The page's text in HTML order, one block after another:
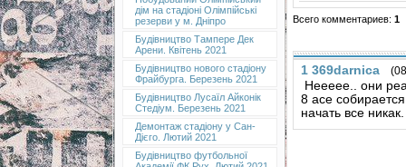
дім на стадіоні Олімпійські
резерви у м. Дніпро
Будівництво Тампере Дек
Арени. Квітень 2021
Будівництво нового стадіону
Фрайбурга. Березень 2021
Будівництво Лусаїл Айконік
Стедіум. Березень 2021
Демонтаж стадіону у Сан-
Дієго. Лютий 2021
Будівництво футбольної
Всего комментариев: 1
1 369darnica
Неееее.. они
8 асе
начать все